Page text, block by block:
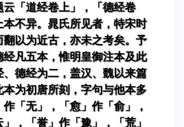
云「道经卷上」，「德经卷
本不异。晁氏所见者，特宋时
翻以为近古，亦未之考矣。予
经凡五本，惟明皇御注本及此
、德经为二，盖汉、魏以来篇
本为初唐所刻，字句与他本多
「无」，「愈」作「俞」，
」，「誉」作「豫」，「荒」